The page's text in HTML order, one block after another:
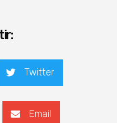
Twitter
Email